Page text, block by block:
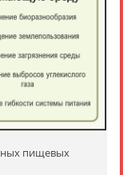
пищевых